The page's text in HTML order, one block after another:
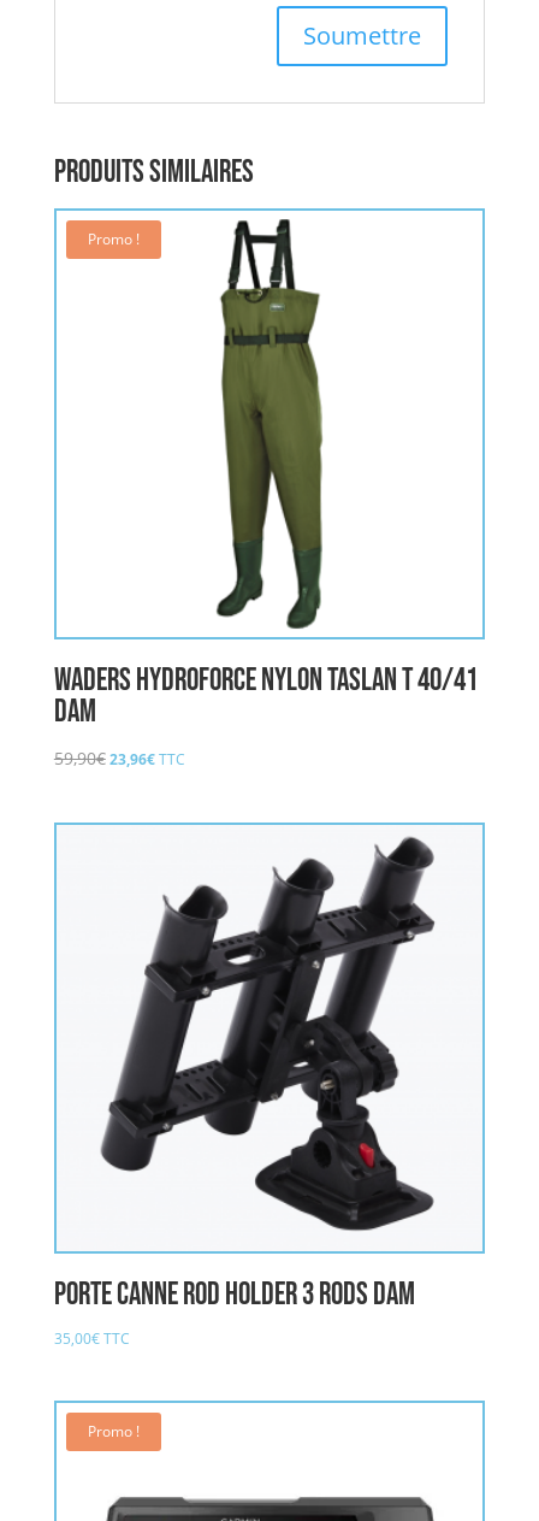
Produits similaires
Promo !
WADERS HYDROFORCE NYLON TASLAN T 40/41
DAM
59,90€Le
était :
23,96€Le
est :
TTC
Porte Canne Rod Holder 3 Rods DAM
35,00€TTC
Promo !